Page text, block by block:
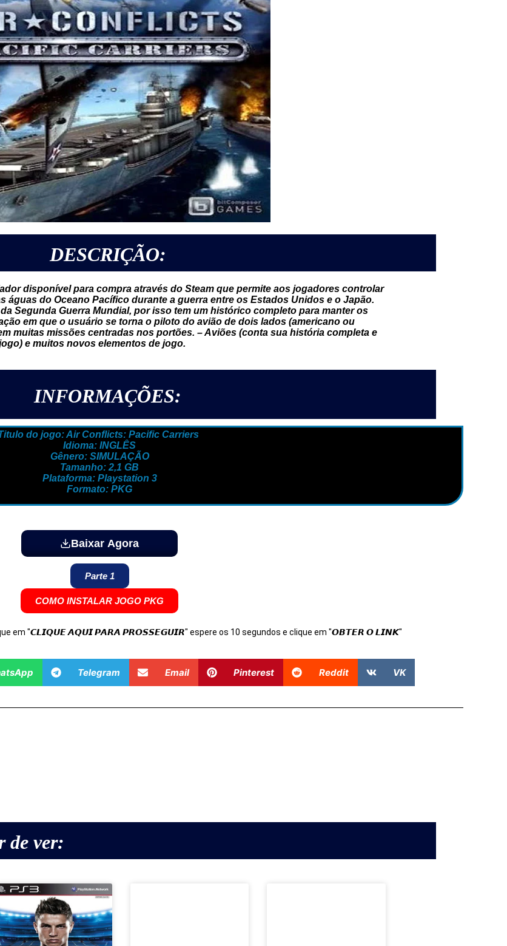
DESCRIÇÃO:
disponível para compra através do Steam que permite aos jogadores controlar
águas do Oceano Pacífico durante a guerra entre os Estados Unidos e o Japão.
Segunda Guerra Mundial, por isso tem um histórico completo para manter os
em que o usuário se torna o piloto do avião de dois lados (americano ou
muitas missões centradas nos portões. – Aviões (conta sua história completa e
e muitos novos elementos de jogo.
INFORMAÇÕES:
do jogo: Air Conflicts: Pacific Carriers
Idioma: INGLÊS
Gênero: SIMULAÇÃO
Tamanho: 2,1 GB
Plataforma: Playstation 3
Formato: PKG
Baixar Agora
Parte 1
COMO INSTALAR JOGO PKG
"𝘾𝙇𝙄𝙌𝙐𝙀 𝘼𝙌𝙐𝙄 𝙋𝘼𝙍𝘼 𝙋𝙍𝙊𝙎𝙎𝙀𝙂𝙐𝙄𝙍" espere os 10 segundos e clique em "𝙊𝘽𝙏𝙀𝙍 𝙊 𝙇𝙄𝙉𝙆"
Telegram Email Pinterest Reddit VK
de ver: